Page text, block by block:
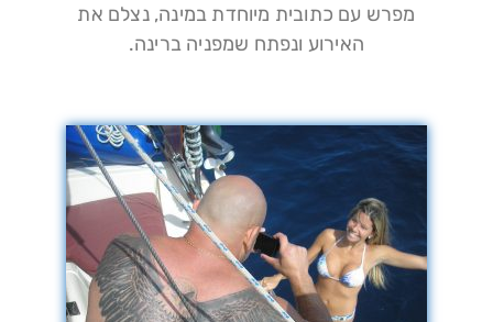
מפרש עם כתובית מיוחדת במינה, נצלם את
האירוע ונפתח שמפניה ברינה.